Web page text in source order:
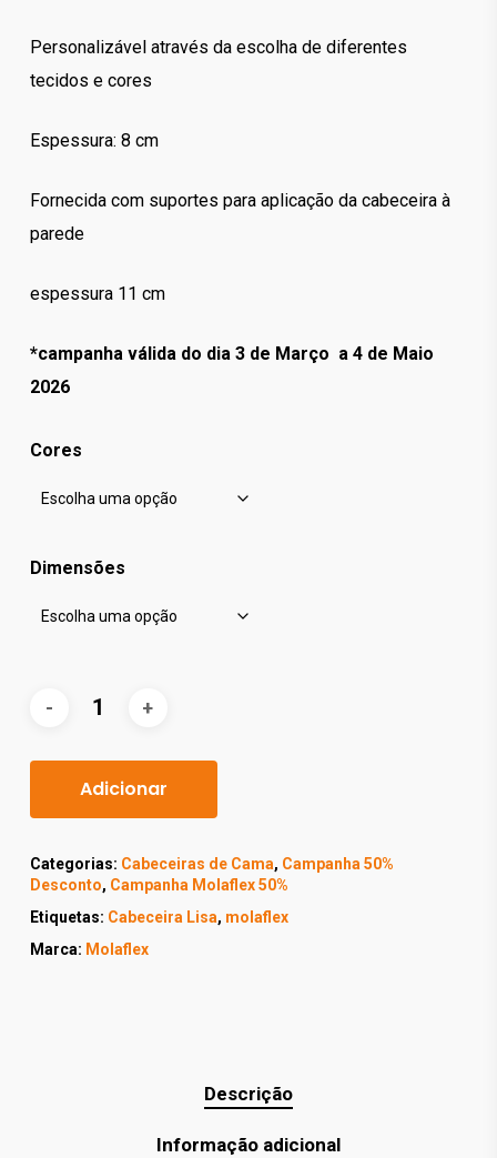
360.00€
Personalizável através da escolha de diferentes
tecidos e cores
Espessura: 8 cm
Fornecida com suportes para aplicação da cabeceira à
parede
espessura 11 cm
*campanha válida do dia 3 de Março a 4 de Maio
2026
Cores
Dimensões
Adicionar
Categorias: Cabeceiras de Cama, Campanha 50%
Desconto, Campanha Molaflex 50%
Etiquetas: Cabeceira Lisa, molaflex
Marca: Molaflex
Descrição
Informação adicional